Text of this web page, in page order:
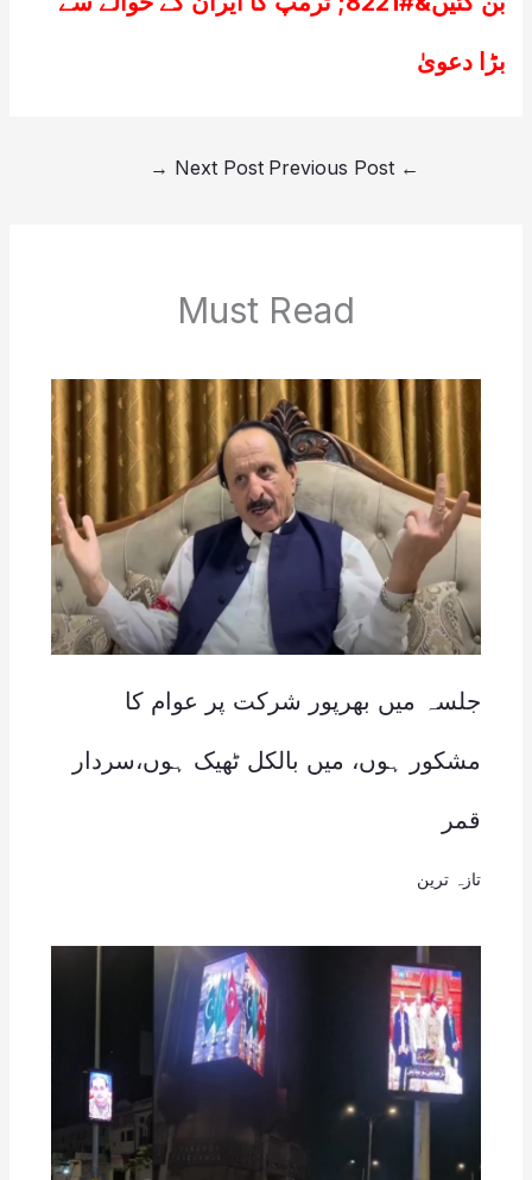
بڑا دعویٰ
←
Next Post
→
Must Read
جلسہ میں بھرپور شرکت پر عوام کا
مشکور ہوں، میں بالکل ٹھیک ہوں،سردار
قمر
تازہ ترین